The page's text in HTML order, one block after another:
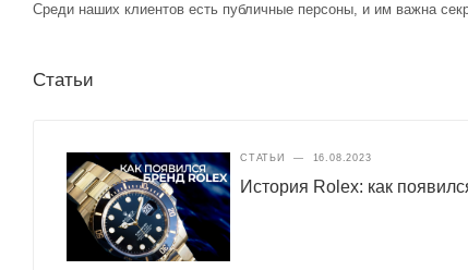
Среди наших клиентов есть публичные персоны, и им важна
Статьи
СТАТЬИ — 16.08.2023
История Rolex: как